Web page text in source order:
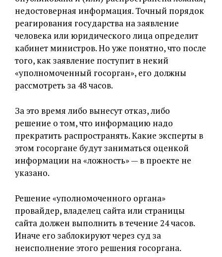
недостоверная информация. Точный порядок
реагирования государства на заявление
человека или юридического лица определит
кабинет министров. Но уже понятно, что после
того, как заявление поступит в некий
«уполномоченный госорган», его должны
рассмотреть за 48 часов.
За это время либо вынесут отказ, либо
решение о том, что информацию надо
прекратить распространять. Какие эксперты в
этом госоргане будут заниматься оценкой
информации на «ложность» — в проекте не
указано.
Решение «уполномоченного органа»
провайдер, владелец сайта или страницы
сайта должен выполнить в течение 24 часов.
Иначе его заблокируют через суд за
неисполнение этого решения госоргана.